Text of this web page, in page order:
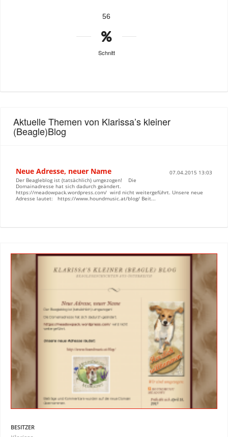
56
Schnitt
Aktuelle Themen von Klarissa’s kleiner
(Beagle)Blog
Neue Adresse, neuer Name
07.04.2015 13:03
Der Beagleblog ist (tatsächlich) umgezogen! Die
Domainadresse hat sich dadurch geändert.
https://meadowpack.wordpress.com/ wird nicht weitergeführt. Unsere neue
Adresse lautet: https://www.houndmusic.at/blog/ Beit...
BESITZER